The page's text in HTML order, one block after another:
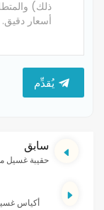
يُقدِّم
سابق
حقيبة غسيل
أكياس